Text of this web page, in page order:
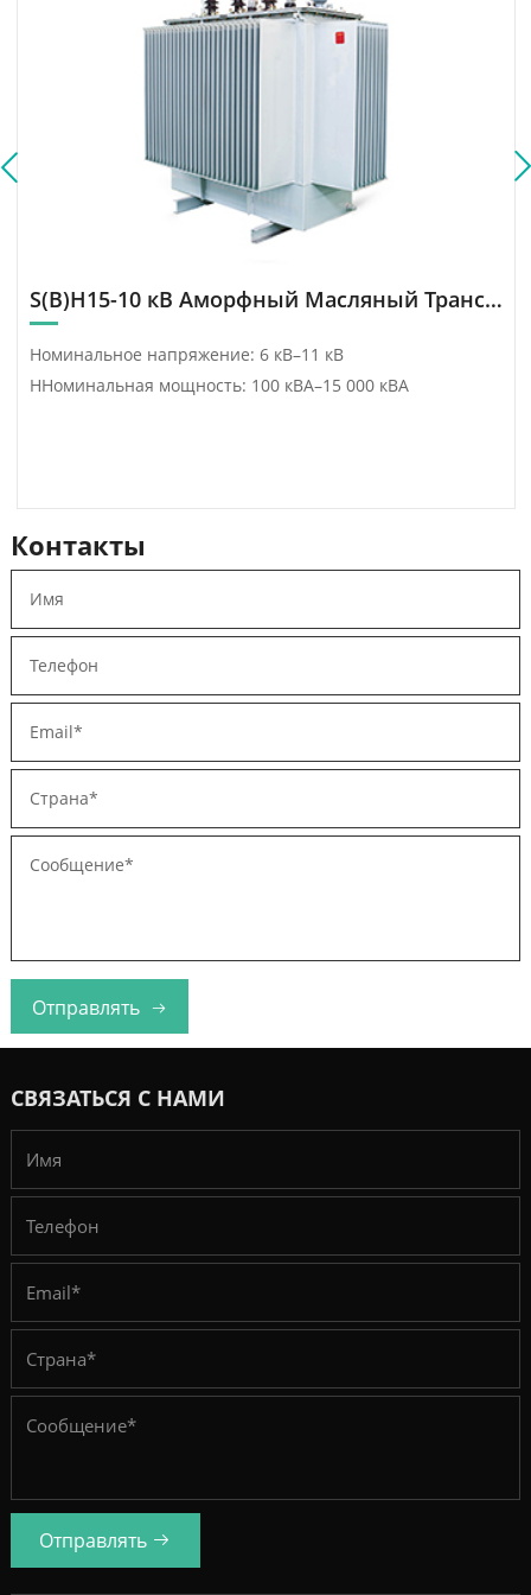
возобновляемой
технологии с целями
устойчивого развития.
S(B)H15-10 кВ Аморфный Масляный Трансформатор Серии
Номинальное напряжение: 6 кВ–11 кВ
ННоминальная мощность: 100 кВА–15 000 кВА
Контакты
Отправлять
СВЯЗАТЬСЯ С НАМИ
Отправлять